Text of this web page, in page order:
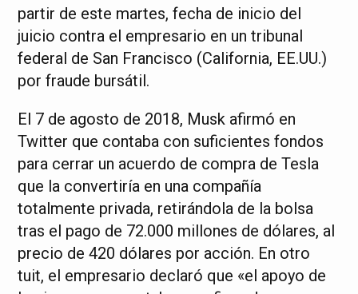
partir de este martes, fecha de inicio del
juicio contra el empresario en un tribunal
federal de San Francisco (California, EE.UU.)
por fraude bursátil.
El 7 de agosto de 2018, Musk afirmó en
Twitter que contaba con suficientes fondos
para cerrar un acuerdo de compra de Tesla
que la convertiría en una compañía
totalmente privada, retirándola de la bolsa
tras el pago de 72.000 millones de dólares, al
precio de 420 dólares por acción. En otro
tuit, el empresario declaró que «el apoyo de